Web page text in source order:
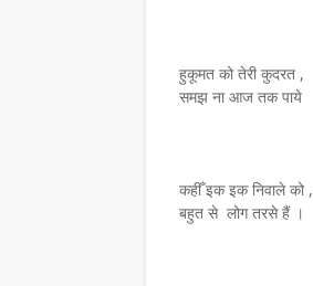
हुकूमत को तेरी कुदरत ,
समझ ना आज तक पाये
कहीँ इक इक निवाले को ,
बहुत से लोग तरसे हैं ।